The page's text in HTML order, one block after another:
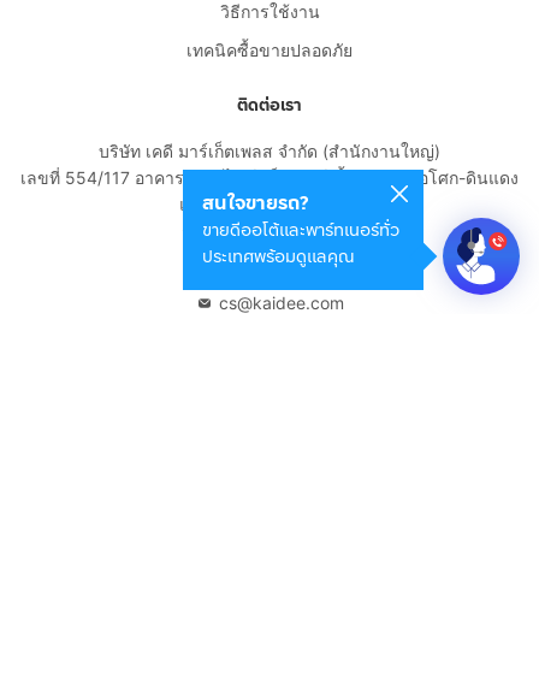
สนใจขายรถ?
ขายดีออโต้และพาร์ทเนอร์ทั่ว
ประเทศพร้อมดูแลคุณ
วิธีการใช้งาน
เทคนิคซื้อขายปลอดภัย
ติดต่อเรา
บริษัท เคดี มาร์เก็ตเพลส จำกัด (สำนักงานใหญ่)
เลขที่ 554/117 อาคารสกายไนน์ เซ็นเตอร์ ชั้น 22 ถนนอโศก-ดินแดง
แขวงดินแดง เขตดินแดง
กรุงเทพมหานคร 10400
cs@kaidee.com